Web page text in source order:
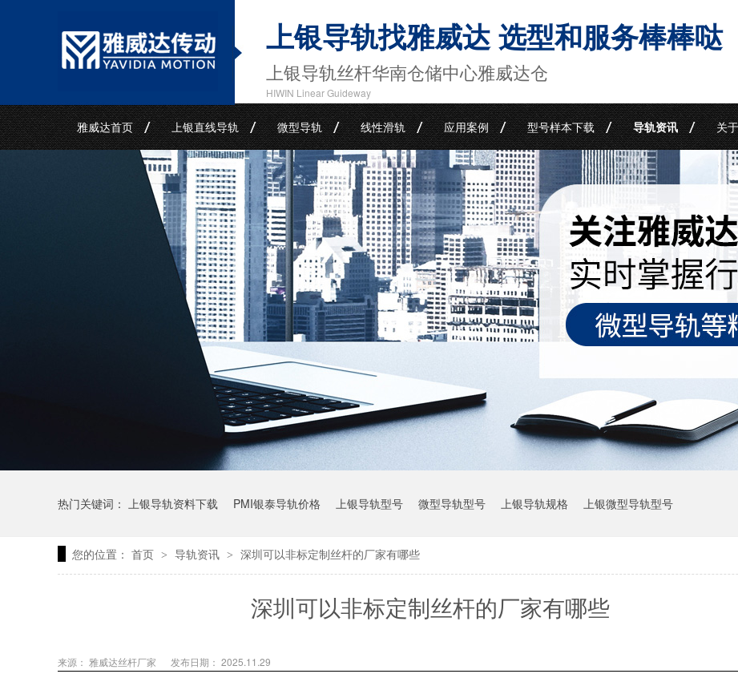
上银导轨找雅威达 选型和服务棒棒哒
上银导轨丝杆华南仓储中心雅威达仓
HIWIN Linear Guideway
雅威达首页 上银直线导轨 微型导轨 线性滑轨 应用案例 型号样本下载 导轨资讯 关
热门关键词： 上银导轨资料下载 PMI银泰导轨价格 上银导轨型号 微型导轨型号 上银导轨规格 上银微型导轨型号
您的位置： 首页 > 导轨资讯 > 深圳可以非标定制丝杆的厂家有哪些
深圳可以非标定制丝杆的厂家有哪些
来源： 雅威达丝杆厂家 发布日期： 2025.11.29